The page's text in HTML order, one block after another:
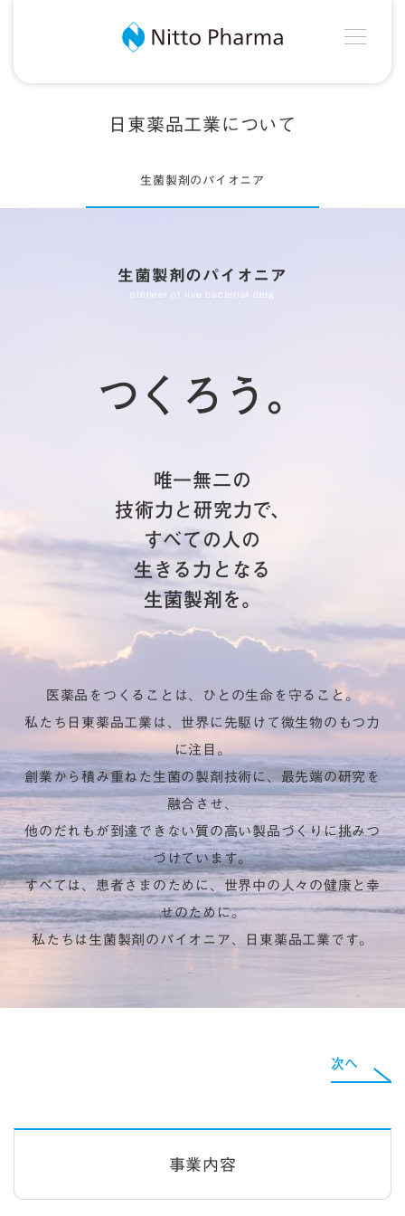
Nitto Pharma
日東薬品工業について
生菌製剤のパイオニア
生菌製剤のパイオニア
pioneer of live bacterial drug
つくろう。
唯一無二の
技術力と研究力で、
すべての人の
生きる力となる
生菌製剤を。
医薬品をつくることは、ひとの生命を守ること。
私たち日東薬品工業は、世界に先駆けて微生物のもつ力
に注目。
創業から積み重ねた生菌の製剤技術に、最先端の研究を
融合させ、
他のだれもが到達できない質の高い製品づくりに挑みつ
づけています。
すべては、患者さまのために、世界中の人々の健康と幸
せのために。
私たちは生菌製剤のパイオニア、日東薬品工業です。
次へ
事業内容